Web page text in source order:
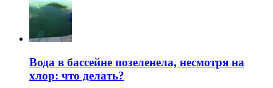
Вода в бассейне позеленела, несмотря на
хлор: что делать?